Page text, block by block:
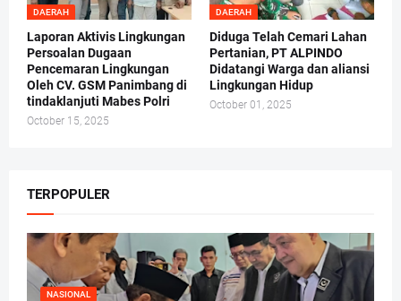
DAERAH
Laporan Aktivis Lingkungan
Persoalan Dugaan
Pencemaran Lingkungan
Oleh CV. GSM Panimbang di
tindaklanjuti Mabes Polri
October 15, 2025
DAERAH
Diduga Telah Cemari Lahan
Pertanian, PT ALPINDO
Didatangi Warga dan aliansi
Lingkungan Hidup
October 01, 2025
TERPOPULER
NASIONAL